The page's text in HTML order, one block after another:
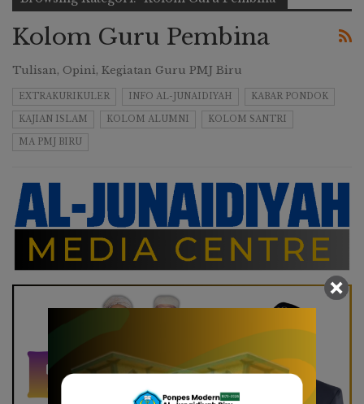
Kolom Guru Pembina
Tulisan, Opini, Kegiatan Guru PMJ Biru
EXTRAKURIKULER INFO AL-JUNAIDIYAH KABAR PONDOK
KAJIAN ISLAM KOLOM ALUMNI KOLOM SANTRI
MA PMJ BIRU